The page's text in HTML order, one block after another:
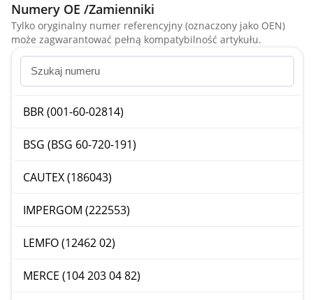
Numery OE /Zamienniki
Tylko oryginalny numer referencyjny (oznaczony jako OEN)
może zagwarantować pełną kompatybilność artykułu.
BBR (001-60-02814)
BSG (BSG 60-720-191)
CAUTEX (186043)
IMPERGOM (222553)
LEMFO (12462 02)
MERCE (104 203 04 82)